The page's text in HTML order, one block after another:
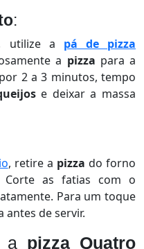
:
utilize a pá de pizza
a pizza para a
2 a 3 minutos, tempo
e deixar a massa
, retire a pizza do forno
Corte as fatias com o
Para um toque
antes de servir.
a pizza Quatro